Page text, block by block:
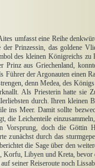
umfasst eine Reihe
Prinzessin, das goldene
des kleinen Königreichs
Prinz aus Griechenland,
Führer der Argonauten einen
denn Medea, des
Als Priesterin hatte sie
durch. Ihren kleinen
ins Meer. Damit sollte
die Leichenteile
Vorsprung, doch die Göttin
zunächst durch das
die Sage über den
Korfu, Libyen und Kreta,
seiner Reiseroute noch